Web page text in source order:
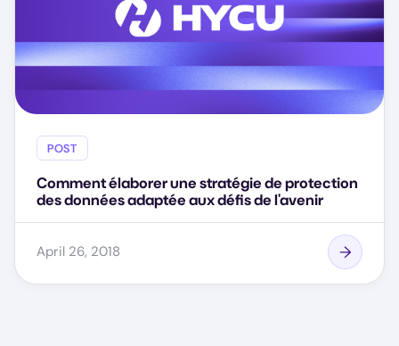
POST
Comment élaborer une stratégie de protection
des données adaptée aux défis de l'avenir
April 26, 2018